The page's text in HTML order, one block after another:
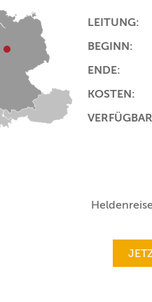
LEITUNG:
BEGINN:
ENDE:
KOSTEN: